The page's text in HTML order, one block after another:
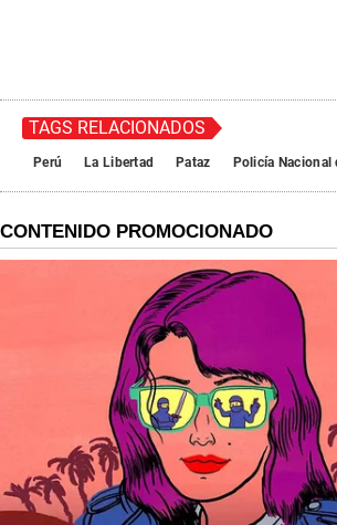
TAGS RELACIONADOS
Perú La Libertad Pataz Policía Nacional